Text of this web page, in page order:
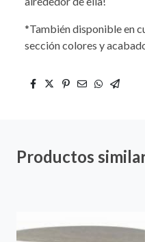
*También disponible en
sección colores y
Productos